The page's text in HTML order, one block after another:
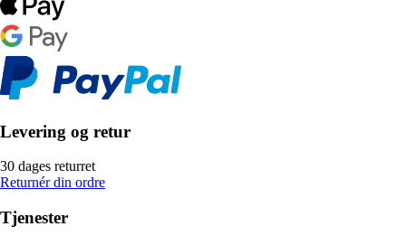
Levering og retur
30 dages returret
Returnér din ordre
Tjenester